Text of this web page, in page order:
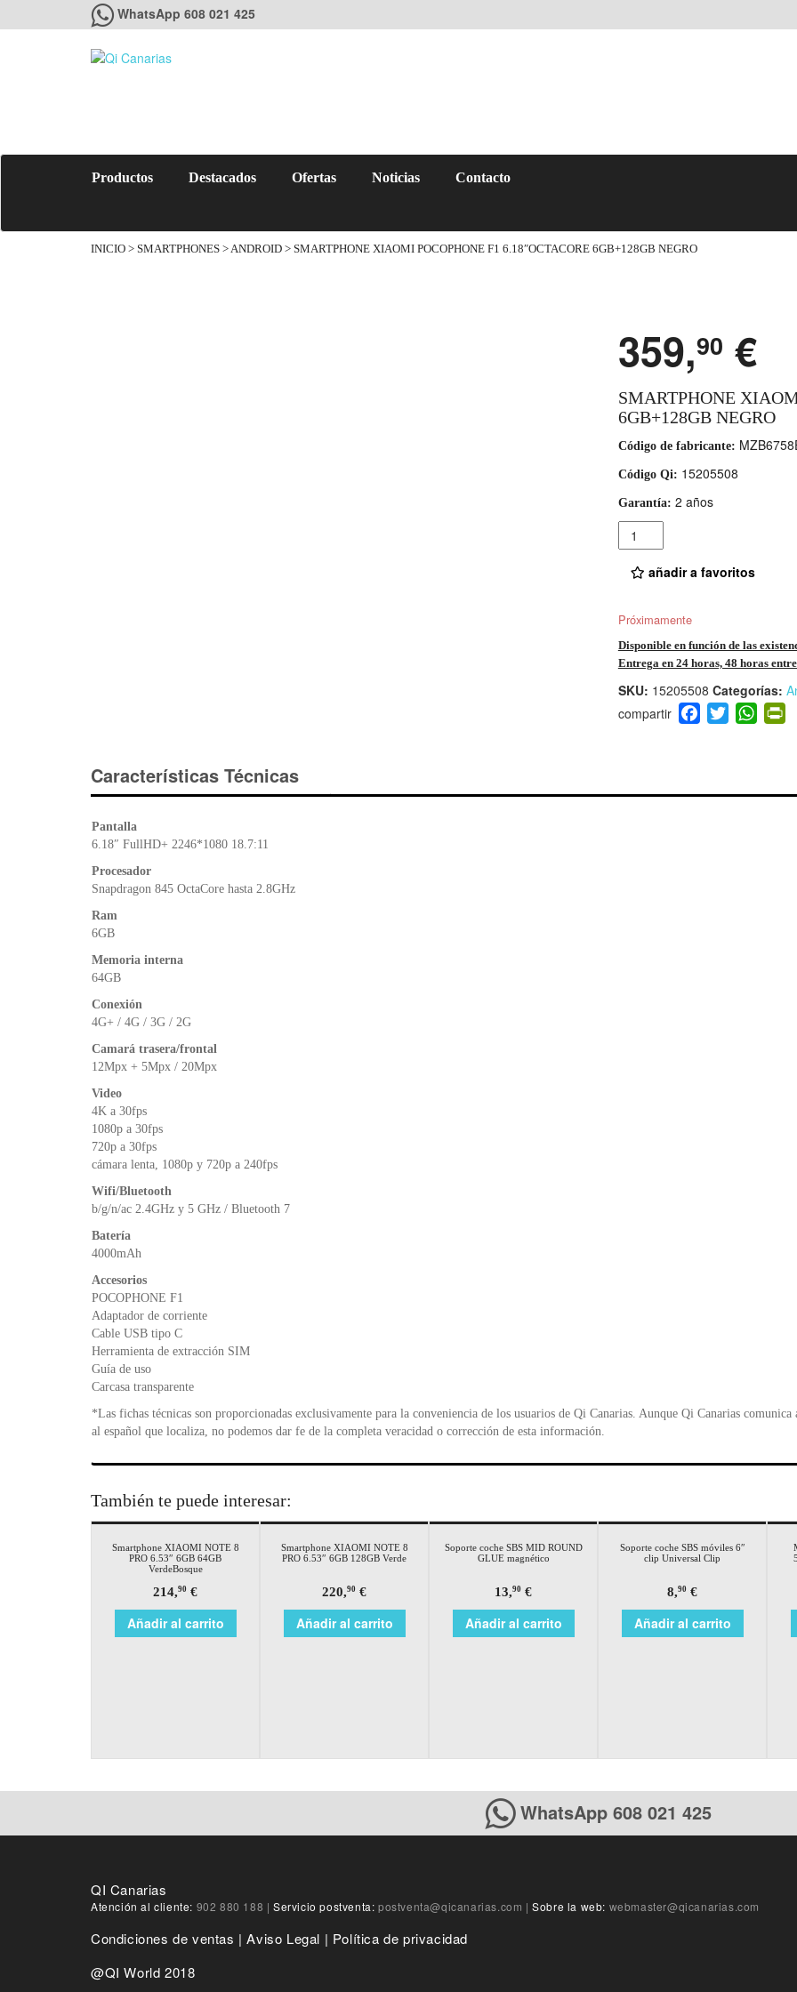
WhatsApp 608 021 425
Productos Destacados Ofertas Noticias Contacto
INICIO > SMARTPHONES >ANDROID > SMARTPHONE XIAOMI POCOPHONE F1 6.18″OCTACORE 6GB+128GB NEGRO
359,90 €
SMARTPHONE
6GB+128GB NEGRO
Código de fabricante:
Código Qi: 15205508
Garantía: 2 años
Cantidad
añadir a favoritos
Próximamente
Disponible en función de las
Entrega en 24 horas, 48 horas
SKU: 15205508 Categorías:
F
a
b
T
wi
W
h
A
Pr
in
e
Características Técnicas
Pantalla
6.18″ FullHD+ 2246*1080 18.7:11
Procesador
Snapdragon 845 OctaCore hasta 2.8GHz
Ram
6GB
Memoria interna
64GB
Conexión
4G+ / 4G / 3G / 2G
Camará trasera/frontal
12Mpx + 5Mpx / 20Mpx
Video
4K a 30fps
1080p a 30fps
720p a 30fps
cámara lenta, 1080p y 720p a 240fps
Wifi/Bluetooth
b/g/n/ac 2.4GHz y 5 GHz / Bluetooth 7
Batería
4000mAh
Accesorios
POCOPHONE F1
Adaptador de corriente
Cable USB tipo C
Herramienta de extracción SIM
Guía de uso
Carcasa transparente
*Las fichas técnicas son proporcionadas exclusivamente para la conveniencia de los usuarios de Qi Canarias. Aunque Qi Canarias
al español que localiza, no podemos dar fe de la completa veracidad o corrección de esta información.
También te puede interesar:
Smartphone XIAOMI NOTE 8
PRO 6.53″ 6GB 64GB
VerdeBosque
214,90 €
Añadir al carrito
Smartphone XIAOMI NOTE 8
PRO 6.53″ 6GB 128GB Verde
220,90 €
Añadir al carrito
Soporte coche SBS MID ROUND
GLUE magnético
13,90 €
Añadir al carrito
Soporte coche SBS móviles 6″
clip Universal Clip
8,90 €
Añadir al carrito
WhatsApp 608 021 425
QI Canarias
Atención al cliente: 902 880 188 | Servicio postventa:postventa@qicanarias.com | Sobre la web: webmaster@qicanarias.com
Condiciones de ventas |Aviso Legal | Política de privacidad
@QI World 2018